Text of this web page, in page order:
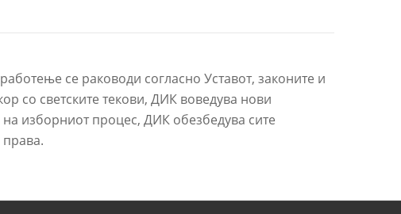
се раководи согласно Уставот, законите и
со светските текови, ДИК воведува нови
изборниот процес, ДИК обезбедува сите